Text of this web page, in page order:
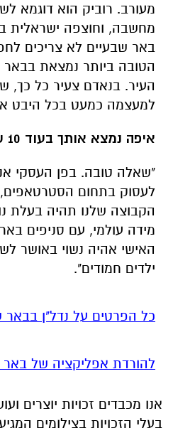
מעורב. רוביק הוא דוגמא
מחשבה, וחוצפה ישראלית
באר שבעיים לא צריכים
הטובה ביותר נמצאת
העיר. בנאדם צעיר כל
למעצמה כמעט בכל היבט
איפה נמצא אותך בעוד 10 שנים?
"שאלה טובה. בפן העסקי
לעסוק בתחום
הקבוצה שלנו תהיה בעלת
מידה עולמי, עם סניפים
האישי אהיה נשוי באושר
ילדים חמודים".
כל הפרטים על נדל"ן
להורדת אפליקציה של
אנו מכבדים זכויות יוצרים
בעלי הזכויות בצילומים